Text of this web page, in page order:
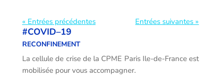
« Entrées précédentes Entrées suivantes »
#COVID–19
RECONFINEMENT
La cellule de crise de la CPME Paris Ile-de-France est
mobilisée pour vous accompagner.